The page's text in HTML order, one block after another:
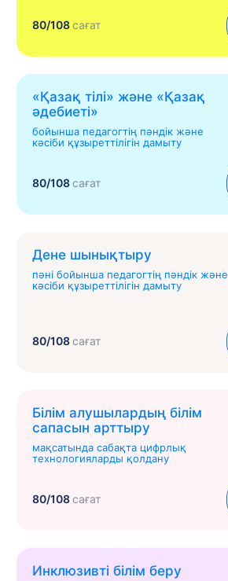
80/108сағат
«Қазақ тілі» жəне «Қазақ
əдебиеті»
бойынша педагогтің пәндік және
кәсіби құзыреттілігін дамыту
80/108сағат
Дене шынықтыру
пәні бойынша педагогтің пәндік және
кәсіби құзыреттілігін дамыту
80/108сағат
Білім алушылардың білім
сапасын арттыру
мақсатында сабақта цифрлық
технологияларды қолдану
80/108сағат
Инклюзивті білім беру